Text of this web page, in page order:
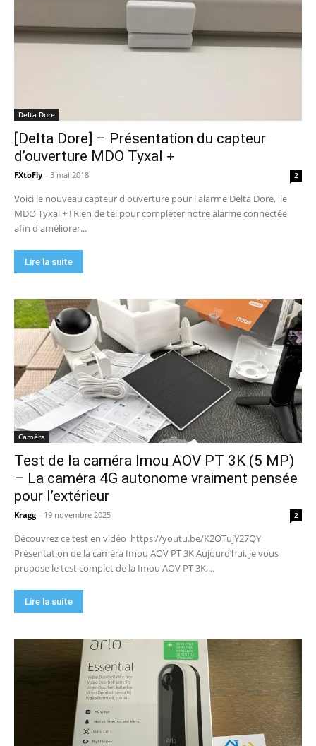
Delta Dore
[Delta Dore] – Présentation du capteur
d’ouverture MDO Tyxal +
FXtoFly - 3 mai 2018 2
Voici le nouveau capteur d'ouverture pour l'alarme Delta Dore, le
MDO Tyxal + ! Rien de tel pour compléter notre alarme connectée
afin d'améliorer...
Lire la suite
Caméra
Test de la caméra Imou AOV PT 3K (5 MP)
– La caméra 4G autonome vraiment pensée
pour l’extérieur
Kragg - 19 novembre 2025 2
Découvrez ce test en vidéo https://youtu.be/K2OTujY27QY
Présentation de la caméra Imou AOV PT 3K Aujourd’hui, je vous
propose le test complet de la Imou AOV PT 3K,...
Lire la suite